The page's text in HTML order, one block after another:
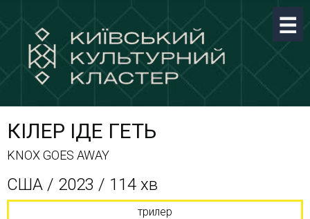
КІЛЕР ІДЕ ГЕТЬ
KNOX GOES AWAY
США / 2023 / 114 хв
трилер